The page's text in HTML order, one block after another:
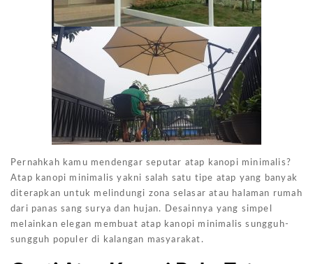
Pernahkah kamu mendengar seputar atap kanopi minimalis?
Atap kanopi minimalis yakni salah satu tipe atap yang banyak
diterapkan untuk melindungi zona selasar atau halaman rumah
dari panas sang surya dan hujan. Desainnya yang simpel
melainkan elegan membuat atap kanopi minimalis sungguh-
sungguh populer di kalangan masyarakat.